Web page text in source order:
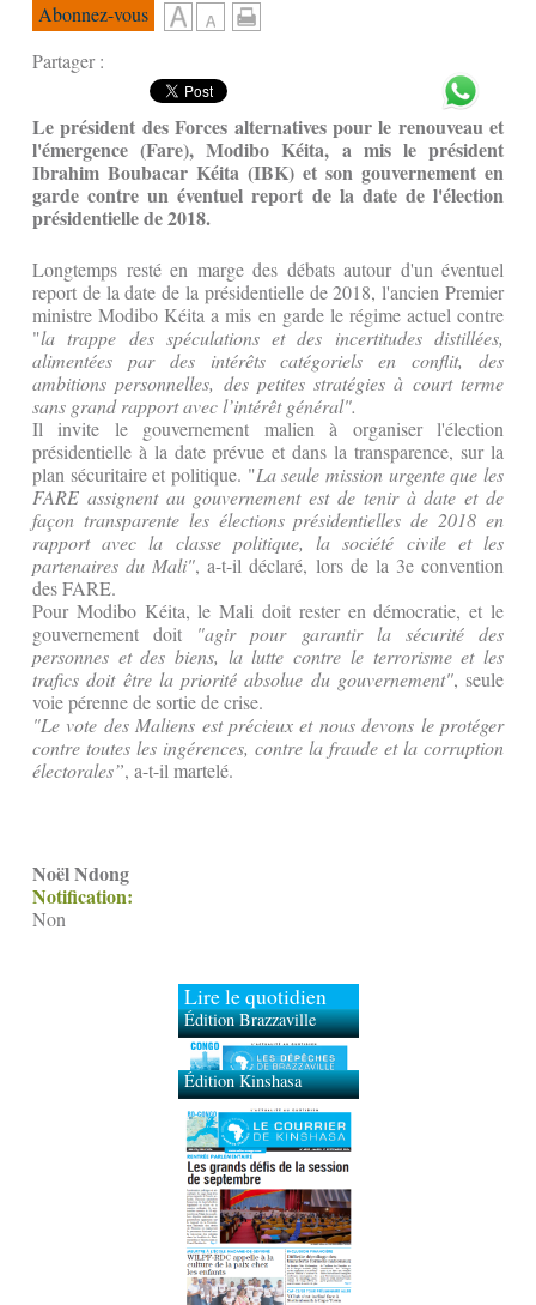
Abonnez-vous
Partager :
Le président des Forces alternatives pour le renouveau et
l'émergence (Fare), Modibo Kéita, a mis le président
Ibrahim Boubacar Kéita (IBK) et son gouvernement en
garde contre un éventuel report de la date de l'élection
présidentielle de 2018.
Longtemps resté en marge des débats autour d'un éventuel
report de la date de la présidentielle de 2018, l'ancien Premier
ministre Modibo Kéita a mis en garde le régime actuel contre
"la trappe des spéculations et des incertitudes distillées,
alimentées par des intérêts catégoriels en conflit, des
ambitions personnelles, des petites stratégies à court terme
sans grand rapport avec l’intérêt général".
Il invite le gouvernement malien à organiser l'élection
présidentielle à la date prévue et dans la transparence, sur la
plan sécuritaire et politique. "La seule mission urgente que les
FARE assignent au gouvernement est de tenir à date et de
façon transparente les élections présidentielles de 2018 en
rapport avec la classe politique, la société civile et les
partenaires du Mali", a-t-il déclaré, lors de la 3e convention
des FARE.
Pour Modibo Kéita, le Mali doit rester en démocratie, et le
gouvernement doit "agir pour garantir la sécurité des
personnes et des biens, la lutte contre le terrorisme et les
trafics doit être la priorité absolue du gouvernement", seule
voie pérenne de sortie de crise.
"Le vote des Maliens est précieux et nous devons le protéger
contre toutes les ingérences, contre la fraude et la corruption
électorales”, a-t-il martelé.
Noël Ndong
Notification:
Non
Lire le quotidien
Édition Brazzaville
Édition Kinshasa